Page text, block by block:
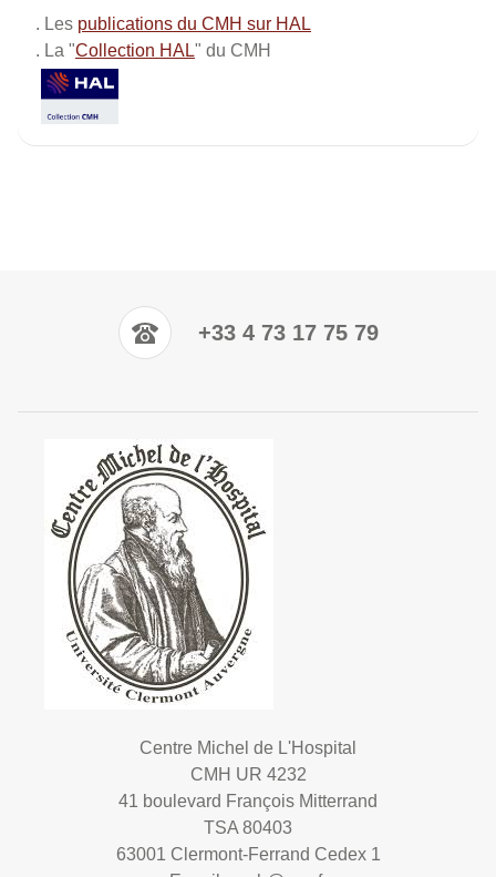
. Les publications du CMH sur HAL
. La "Collection HAL" du CMH
+33 4 73 17 75 79
Centre Michel de L'Hospital
CMH UR 4232
41 boulevard François Mitterrand
TSA 80403
63001 Clermont-Ferrand Cedex 1